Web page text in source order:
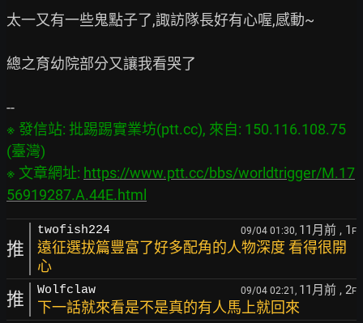
太一又有一些鬼點子了,諏訪隊長好有心喔,感動~
總之育幼院部分又讓我看哭了
※ 發信站: 批踢踢實業坊(ptt.cc), 來自: 150.116.108.75
(臺灣)
※ 文章網址: https://www.ptt.cc/bbs/worldtrigger/M.17
56919287.A.44E.html
推
twofish224 09/04 01:30, 11月前 , 1 F
遠征選拔篇豐富了好多配角的人物深度 看得很開
心
推 Wolfclaw 09/04 02:21, 11月前 , 2F
下一話就來看是不是真的有人馬上就回來